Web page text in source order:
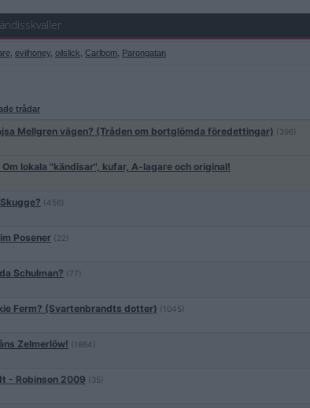
evilhoney oilslick Carlbom Parongatan
trådar
Mellgren vägen? (Tråden om bortglömda föredettingar) (396)
lokala "kändisar", kufar, A-lagare och original!
(456)
Posener (22)
Schulman? (77)
Ferm? (Svartenbrandts dotter) (1045)
Zelmerlöw! (1864)
- Robinson 2009 (35)